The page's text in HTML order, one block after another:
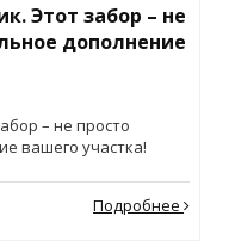
Этот забор – не
дополнение
– не просто
вашего участка!
Подробнее